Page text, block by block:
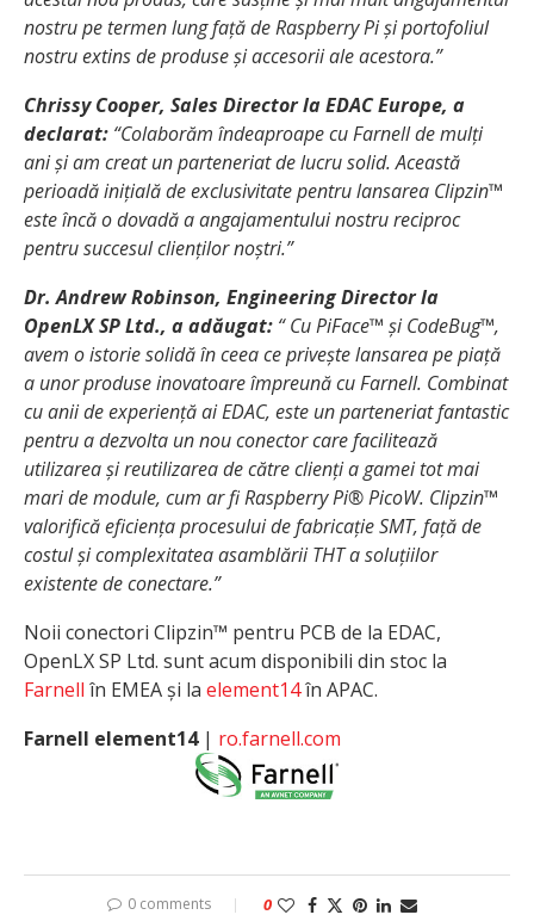
nostru pe termen lung față de Raspberry Pi și portofoliul
nostru extins de produse și accesorii ale acestora.”
Chrissy Cooper, Sales Director la EDAC Europe, a
declarat: “Colaborăm îndeaproape cu Farnell de mulți
ani și am creat un parteneriat de lucru solid. Această
perioadă inițială de exclusivitate pentru lansarea Clipzin™
este încă o dovadă a angajamentului nostru reciproc
pentru succesul clienților noștri.”
Dr. Andrew Robinson, Engineering Director la
OpenLX SP Ltd., a adăugat: “ Cu PiFace™ și CodeBug™,
avem o istorie solidă în ceea ce privește lansarea pe piață
a unor produse inovatoare împreună cu Farnell. Combinat
cu anii de experiență ai EDAC, este un parteneriat fantastic
pentru a dezvolta un nou conector care facilitează
utilizarea și reutilizarea de către clienți a gamei tot mai
mari de module, cum ar fi Raspberry Pi® PicoW. Clipzin™
valorifică eficiența procesului de fabricație SMT, față de
costul și complexitatea asamblării THT a soluțiilor
existente de conectare.”
Noii conectori Clipzin™ pentru PCB de la EDAC,
OpenLX SP Ltd. sunt acum disponibili din stoc la
Farnell în EMEA și la element14în APAC.
Farnell element14| ro.farnell.com
0 comments 0